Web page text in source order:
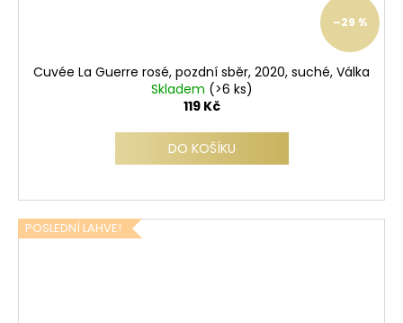
–29 %
Cuvée La Guerre rosé, pozdní sběr, 2020, suché, Válka
Skladem (>6 ks)
119 Kč
DO KOŠÍKU
POSLEDNÍ LAHVE!